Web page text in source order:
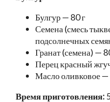
Булгур — 80 г
Семена (смесь
подсолнечных
Гранат (семена) —
Перец красный
Масло оливковое —
Время приготовления: